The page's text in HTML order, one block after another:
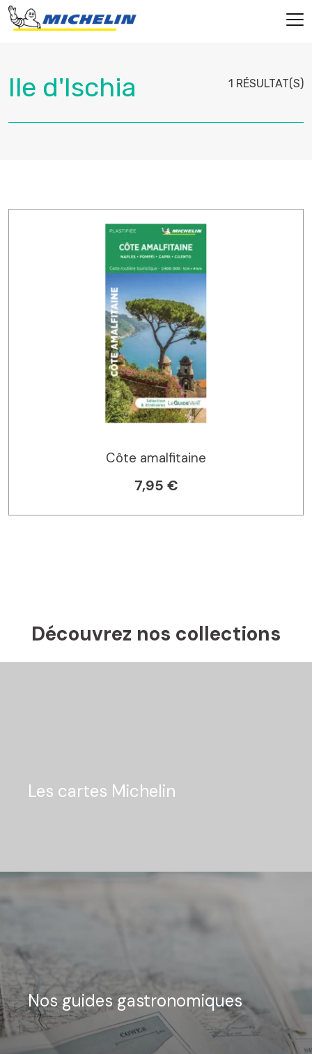
1 RÉSULTAT(S)
Côte amalfitaine
7,95 €
Découvrez nos collections
Les cartes Michelin
Nos guides gastronomiques